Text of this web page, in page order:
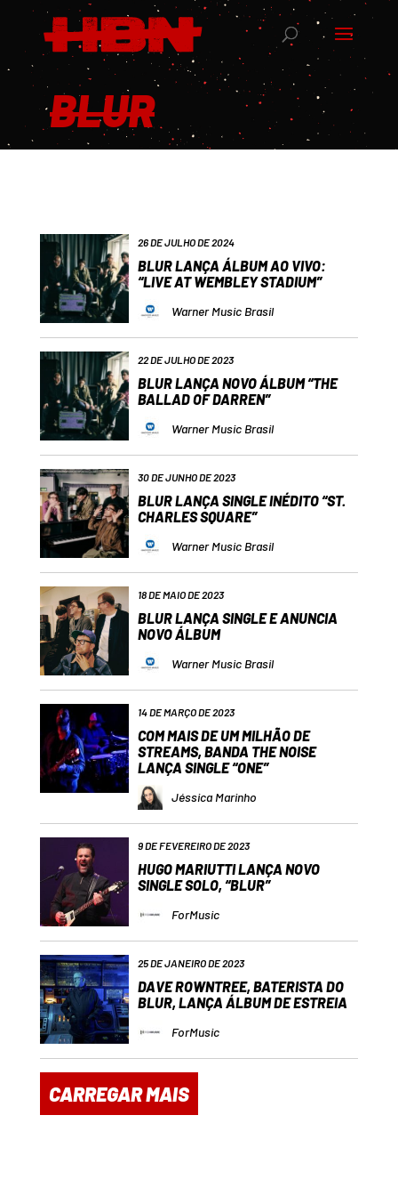
BLUR
26 DE JULHO DE 2024
BLUR LANÇA ÁLBUM AO VIVO:
“LIVE AT WEMBLEY STADIUM”
Warner Music Brasil
22 DE JULHO DE 2023
BLUR LANÇA NOVO ÁLBUM “THE
BALLAD OF DARREN”
Warner Music Brasil
30 DE JUNHO DE 2023
BLUR LANÇA SINGLE INÉDITO “ST.
CHARLES SQUARE”
Warner Music Brasil
18 DE MAIO DE 2023
BLUR LANÇA SINGLE E ANUNCIA
NOVO ÁLBUM
Warner Music Brasil
14 DE MARÇO DE 2023
COM MAIS DE UM MILHÃO DE
STREAMS, BANDA THE NOISE
LANÇA SINGLE “ONE”
Jéssica Marinho
9 DE FEVEREIRO DE 2023
HUGO MARIUTTI LANÇA NOVO
SINGLE SOLO, “BLUR”
ForMusic
25 DE JANEIRO DE 2023
DAVE ROWNTREE, BATERISTA DO
BLUR, LANÇA ÁLBUM DE ESTREIA
ForMusic
CARREGAR MAIS